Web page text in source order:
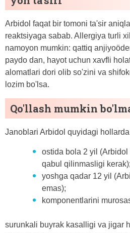
Arbidol faqat bir tomoni ta'sir
reaktsiyaga sabab. Allergiya turli
namoyon mumkin: qattiq
paydo dan, hayot uchun xavfli
alomatlari dori olib so'zini va
lozim bo'lsa.
Qo'llash mumkin
Janoblari Arbidol quyidagi
ostida bola 2 yil
qabul qilinmasligi kerak);
yoshga qadar 12 yil
emas);
komponentlarini
surunkali buyrak kasalligi va jigar